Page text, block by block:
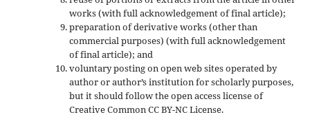
works (with full acknowledgement of final article);
preparation of derivative works (other than
commercial purposes) (with full acknowledgement
of final article); and
voluntary posting on open web sites operated by
author or author’s institution for scholarly purposes,
but it should follow the open access license of
Creative Common CC BY-NC License.